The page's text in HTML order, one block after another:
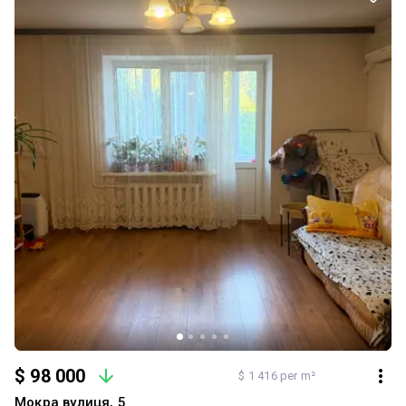
проживання, так і для інвестиції під оренду. Деталі В квартирі 1
кімната, висота стелі 2.5 метра, Технологія будівництва -
Цегляна, Тип будинку - Спец. проект. Будинок побудований в 2021
році. Загальний стан квартири - частковий ремонт.
$ 98 000 $ 1 416 per m²
Мокра вулиця, 5